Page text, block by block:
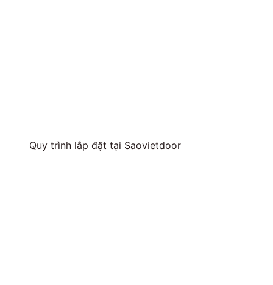
Quy trình lắp đặt tại Saovietdoor